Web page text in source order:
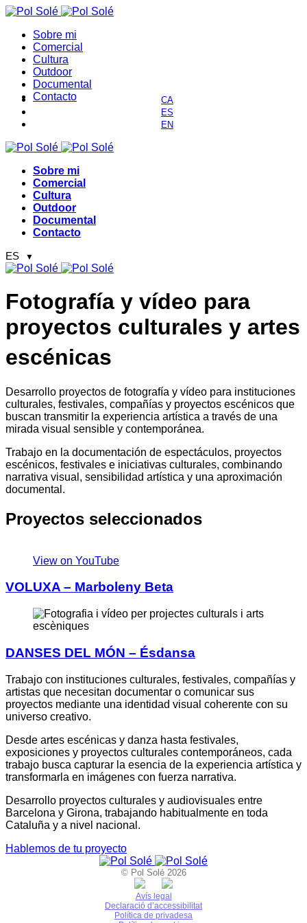
Sobre mi
Comercial
Cultura
Outdoor
Documental
Contacto
Sobre mi
Comercial
Cultura
Outdoor
Documental
Contacto
ES
▼
Fotografía y vídeo para
proyectos culturales y artes
escénicas
Desarrollo proyectos de fotografía y vídeo para instituciones
culturales, festivales, compañías y proyectos escénicos que
buscan transmitir la experiencia artística a través de una
mirada visual sensible y contemporánea.
Trabajo en la documentación de espectáculos, proyectos
escénicos, festivales e iniciativas culturales, combinando
narrativa visual, sensibilidad artística y una aproximación
documental.
Proyectos seleccionados
View on YouTube
VOLUXA – Marboleny Beta
DANSES DEL MÓN – Ésdansa
Trabajo con instituciones culturales, festivales, compañías y
artistas que necesitan documentar o comunicar sus
proyectos mediante una identidad visual coherente con su
universo creativo.
Desde artes escénicas y danza hasta festivales,
exposiciones y proyectos culturales contemporáneos, cada
trabajo busca capturar la esencia de la experiencia artística y
transformarla en imágenes con fuerza narrativa.
Desarrollo proyectos culturales y audiovisuales entre
Barcelona y Girona, trabajando habitualmente en toda
Cataluña y a nivel nacional.
Hablemos de tu proyecto
© Pol Solé 2026
Avís legal
Declaració d’accessibilitat
Política de privadesa